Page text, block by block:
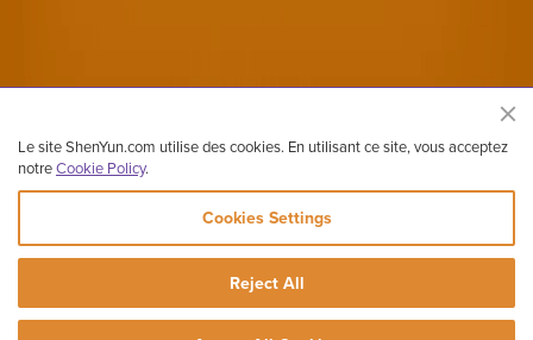
Site officiel de Shen Yun Performing Arts
Le site ShenYun.com utilise des cookies. En utilisant ce site, vous acceptez
notreCookie Policy.
Cookies Settings
Reject All